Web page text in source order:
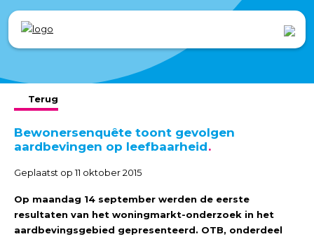
Terug
Bewonersenquête toont gevolgen
aardbevingen op leefbaarheid
Geplaatst op 11 oktober 2015
Op maandag 14 september werden de eerste
resultaten van het woningmarkt-onderzoek in het
aardbevingsgebied gepresenteerd. OTB, onderdeel